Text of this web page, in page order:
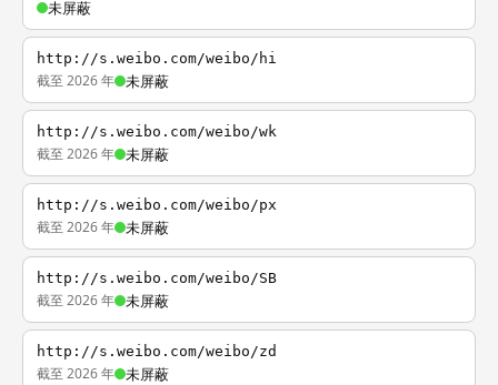
未屏蔽
http://s.weibo.com/weibo/hi
截至 2026 年 未屏蔽
http://s.weibo.com/weibo/wk
截至 2026 年 未屏蔽
http://s.weibo.com/weibo/px
截至 2026 年 未屏蔽
http://s.weibo.com/weibo/SB
截至 2026 年 未屏蔽
http://s.weibo.com/weibo/zd
截至 2026 年 未屏蔽